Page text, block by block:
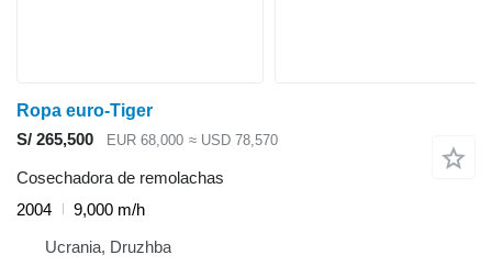
Ropa euro-Tiger
S/ 265,500
EUR 68,000 ≈ USD 78,570
Cosechadora de remolachas
2004
9,000 m/h
Ucrania, Druzhba